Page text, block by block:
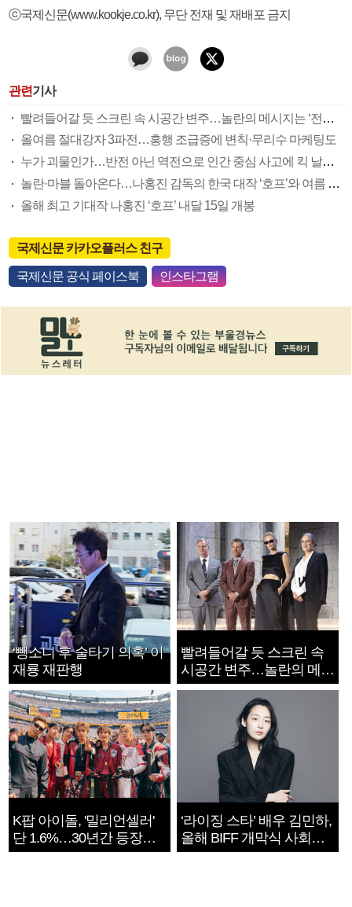
ⓒ국제신문(www.kookje.co.kr), 무단 전재 및 재배포 금지
관련기사
빨려들어갈 듯 스크린 속 시공간 변주…놀란의 메시지는 ‘전쟁 속죄’
올여름 절대강자 3파전…흥행 조급증에 변칙·무리수 마케팅도
누가 괴물인가…반전 아닌 역전으로 인간 중심 사고에 킥 날리다
놀란·마블 돌아온다…나홍진 감독의 한국 대작 ‘호프’와 여름 극장가 대전
올해 최고 기대작 나홍진 ‘호프’ 내달 15일 개봉
국제신문 카카오플러스 친구
국제신문 공식 페이스북 인스타그램
‘뺑소니 후 술타기 의혹’ 이
재룡 재판행
빨려들어갈 듯 스크린 속
시공간 변주…놀란의 메시
지는 ‘전쟁 속죄’
K팝 아이돌, '밀리언셀러'
단 1.6%…30년간 등장
1182개팀 전수조사
‘라이징 스타’ 배우 김민하,
올해 BIFF 개막식 사회자
확정